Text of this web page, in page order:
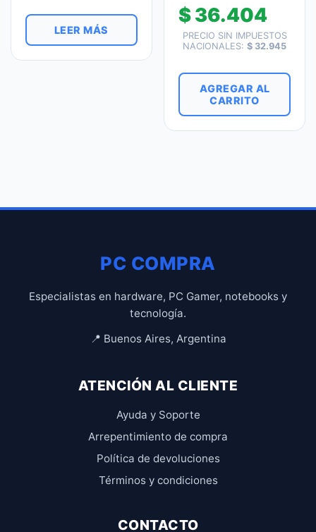
LEER MÁS
$36.404
PRECIO SIN IMPUESTOS
NACIONALES:$ 32.945
AGREGAR AL
CARRITO
PC COMPRA
Especialistas en hardware, PC Gamer, notebooks y
tecnología.
📍 Buenos Aires, Argentina
ATENCIÓN AL CLIENTE
Ayuda y Soporte
Arrepentimiento de compra
Política de devoluciones
Términos y condiciones
CONTACTO